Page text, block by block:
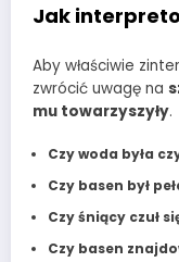
Jak
Aby właściwie
zwrócić uwagę na
mu towarzyszyły.
Czy woda była
Czy basen był
Czy śniący czuł
Czy basen